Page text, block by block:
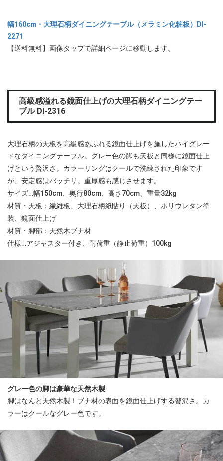
幅160cm・大理石柄ダイニングテーブル（メラミン化粧板）DI-
2271
【送料無料】画像タップで詳細ページに移動します。
高級感溢れる鏡面仕上げの大理石柄ダイニングテー
ブル DI-2316
大理石柄の天板を高級感あふれる鏡面仕上げを施したハイグレー
ドなダイニングテーブル。グレー色の脚も天板と同様に鏡面仕上
げという贅沢さ。カラーリングはクールで洗練された印象です
が、安定感はバッチリ。重厚感も感じさせます。
サイズ…幅150cm、奥行80cm、高さ70cm、重量32kg
材質・天板：繊維板、大理石柄紙貼り（天板）、ポリウレタン塗
装、鏡面仕上げ
材質・脚部：天然木ブナ材
仕様…アジャスター付き、耐荷重（静止荷重）100kg
グレー色の脚は豪華な天然木製
脚はなんと天然木製！ブナ材の表面を鏡面仕上げする贅沢さ。カ
ラーはクールなグレー色です。